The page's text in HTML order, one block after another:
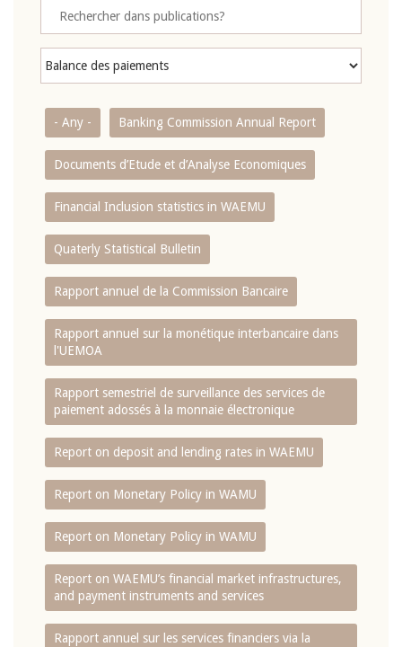
- Any - Banking Commission Annual Report
Documents d’Etude et d’Analyse Economiques
Financial Inclusion statistics in WAEMU
Quaterly Statistical Bulletin
Rapport annuel de la Commission Bancaire
Rapport annuel sur la monétique interbancaire dans
l'UEMOA
Rapport semestriel de surveillance des services de
paiement adossés à la monnaie électronique
Report on deposit and lending rates in WAEMU
Report on Monetary Policy in WAMU
Report on Monetary Policy in WAMU
Report on WAEMU’s financial market infrastructures,
and payment instruments and services
Rapport annuel sur les services financiers via la